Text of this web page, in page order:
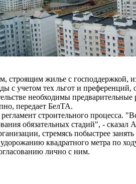
строящим жилье с
с учетом тех льгот и
необходимы
передает БелТА.
строительного
обязательных стадий", - сказал
стремясь побыстрее
квадратного метра по
лично с ним.